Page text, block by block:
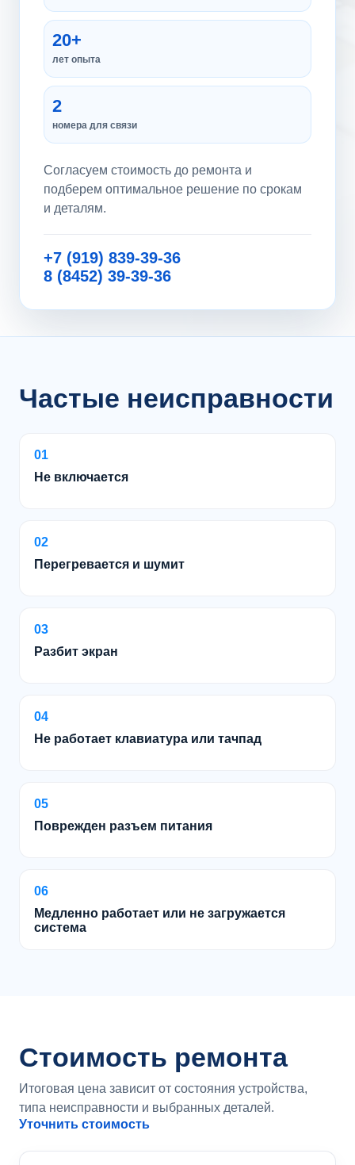
20+
лет опыта
2
номера для связи
Согласуем стоимость до ремонта и
подберем оптимальное решение по срокам
и деталям.
+7 (919) 839-39-36
8 (8452) 39-39-36
Частые неисправности
01
Не включается
02
Перегревается и шумит
03
Разбит экран
04
Не работает клавиатура или тачпад
05
Поврежден разъем питания
06
Медленно работает или не загружается
система
Стоимость ремонта
Итоговая цена зависит от состояния устройства,
типа неисправности и выбранных деталей.
Уточнить стоимость